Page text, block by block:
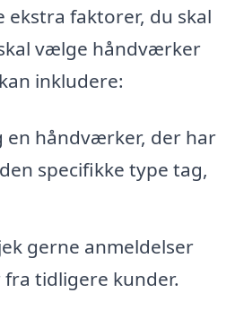
ekstra faktorer, du skal
vælge håndværker
inkludere:
en håndværker, der har
specifikke type tag,
gerne anmeldelser
tidligere kunder.